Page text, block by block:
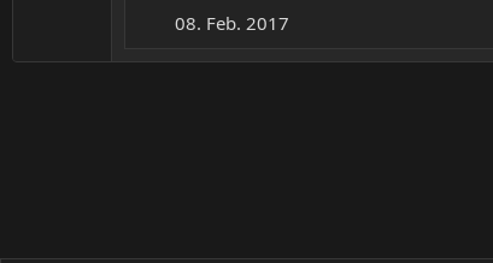
08. Feb. 2017